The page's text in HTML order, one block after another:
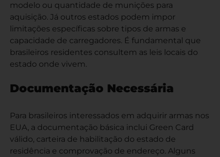
modelo ou quantidade de munições para
aquisição. Já outros estados podem impor
limitações específicas sobre tipos de armas e
capacidade de carregadores. É fundamental que
brasileiros residentes consultem as leis locais do
estado onde vivem.
Documentação Necessária
Para brasileiros interessados em adquirir armas nos
EUA, a documentação básica inclui Green Card
válido, carteira de habilitação do estado de
residência e comprovação de endereço. Alguns